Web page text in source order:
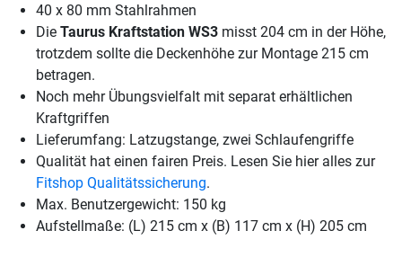
40 x 80 mm Stahlrahmen
Die Taurus Kraftstation WS3 misst 204 cm in der Höhe,
trotzdem sollte die Deckenhöhe zur Montage 215 cm
betragen.
Noch mehr Übungsvielfalt mit separat erhältlichen
Kraftgriffen
Lieferumfang: Latzugstange, zwei Schlaufengriffe
Qualität hat einen fairen Preis. Lesen Sie hier alles zur
Fitshop Qualitätssicherung.
Max. Benutzergewicht: 150 kg
Aufstellmaße: (L) 215 cm x (B) 117 cm x (H) 205 cm